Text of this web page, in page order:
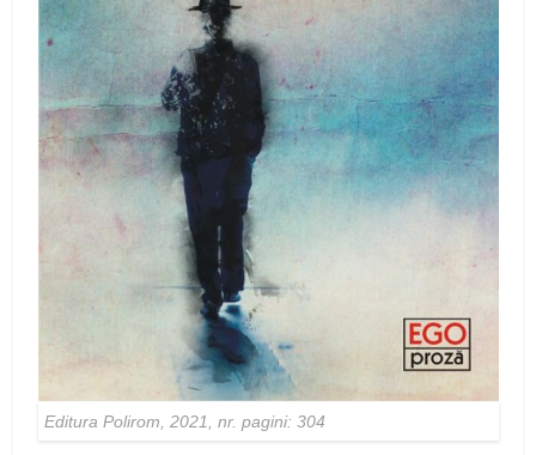
Editura Polirom, 2021, nr. pagini: 304